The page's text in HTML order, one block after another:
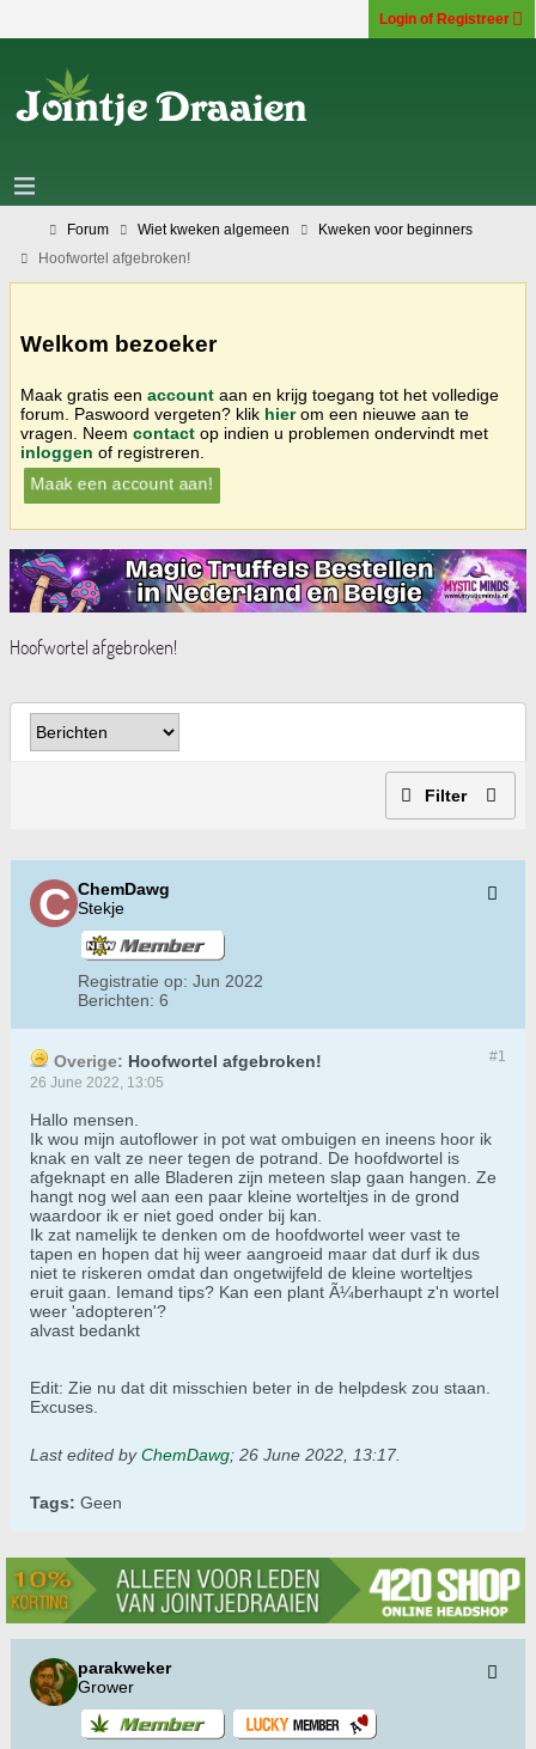
Login of Registreer
Forum Wiet kweken algemeen
Kweken voor beginners
Hoofwortel afgebroken!
Welkom bezoeker
Maak gratis een account aan en krijg toegang tot het volledige
forum. Paswoord vergeten? klik hierom een nieuwe aan te
vragen. Neem contact op indien u problemen ondervindt met
inloggen of registreren.
Maak een account aan!
Hoofwortel afgebroken!
Filter
ChemDawg
Stekje
Registratie op: Jun 2022
Berichten: 6
#1
Overige: Hoofwortel afgebroken!
26 June 2022, 13:05
Hallo mensen.
Ik wou mijn autoflower in pot wat ombuigen en ineens hoor ik
knak en valt ze neer tegen de potrand. De hoofdwortel is
afgeknapt en alle Bladeren zijn meteen slap gaan hangen. Ze
hangt nog wel aan een paar kleine worteltjes in de grond
waardoor ik er niet goed onder bij kan.
Ik zat namelijk te denken om de hoofdwortel weer vast te
tapen en hopen dat hij weer aangroeid maar dat durf ik dus
niet te riskeren omdat dan ongetwijfeld de kleine worteltjes
eruit gaan. Iemand tips? Kan een plant Ã¼berhaupt z'n wortel
weer 'adopteren'?
alvast bedankt
Edit: Zie nu dat dit misschien beter in de helpdesk zou staan.
Excuses.
Last edited byChemDawg; 26 June 2022, 13:17
Tags: Geen
parakweker
Grower